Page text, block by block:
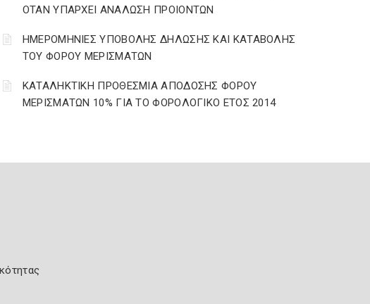
ΟΤΑΝ ΥΠΑΡΧΕΙ ΑΝΑΛΩΣΗ ΠΡΟΙΟΝΤΩΝ
ΗΜΕΡΟΜΗΝΙΕΣ ΥΠΟΒΟΛΗΣ ΔΗΛΩΣΗΣ ΚΑΙ ΚΑΤΑΒΟΛΗΣ
ΤΟΥ ΦΟΡΟΥ ΜΕΡΙΣΜΑΤΩΝ
ΚΑΤΑΛΗΚΤΙΚΗ ΠΡΟΘΕΣΜΙΑ ΑΠΟΔΟΣΗΣ ΦΟΡΟΥ
ΜΕΡΙΣΜΑΤΩΝ 10% ΓΙΑ ΤΟ ΦΟΡΟΛΟΓΙΚΟ ΕΤΟΣ 2014